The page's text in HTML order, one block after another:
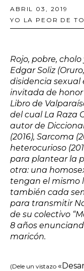
ABRIL 03, 2019
YO LA PEOR DE
Rojo, pobre,
Edgar Soliz
disidencia sexual
invitada de
Libro de
del cual La Raza
autor de
(2016), Sarcoma
heterocurioso
para plantear la
otra: una
tengan el mismo
también cada
para transmitir
de su colectivo
8 años
maricón.
(Dele un vistazo